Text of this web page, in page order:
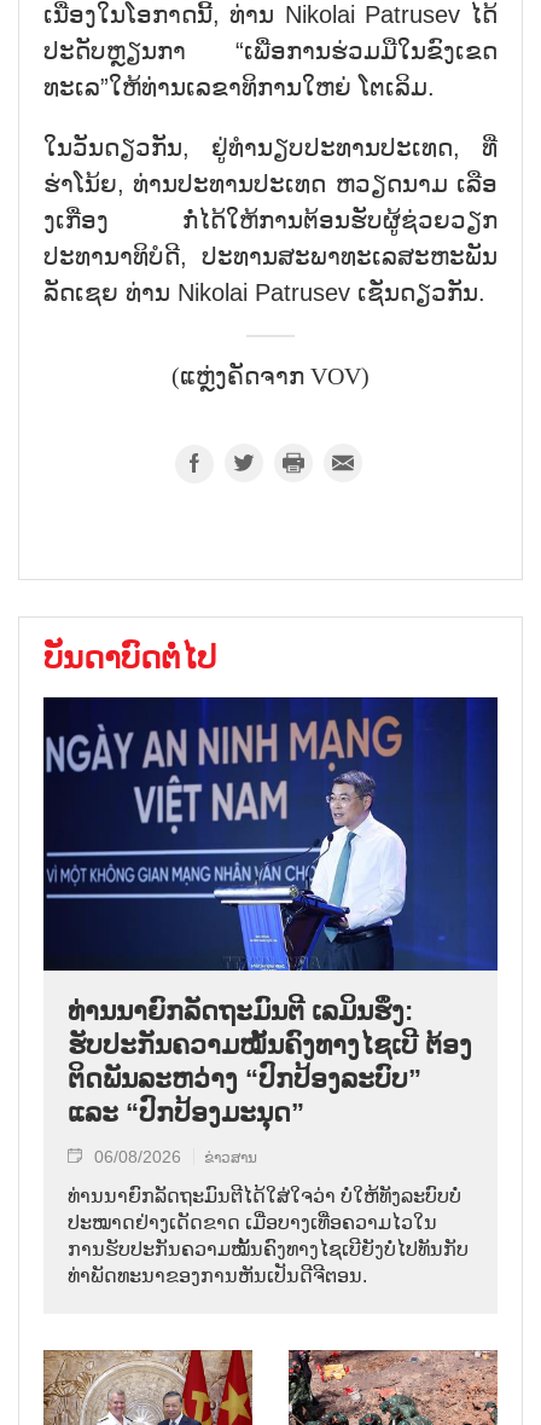
ເນື່ອງໃນໂອກາດນີ້, ທ່ານ Nikolai Patrusev ໄດ້
ປະດັບຫຼຽນກາ “ເພື່ອການຮ່ວມມືໃນຂົງເຂດ
ທະເລ”ໃຫ້ທ່ານເລຂາທິການໃຫຍ່ ໂຕເລິມ.
ໃນວັນດຽວກັນ, ຢູ່ທຳນຽບປະທານປະເທດ, ທີ່
ຮ່າໂນ້ຍ, ທ່ານປະທານປະເທດ ຫວຽດນາມ ເລືອ
ງເກື່ອງ ກໍ່ໄດ້ໃຫ້ການຕ້ອນຮັບຜູ້ຊ່ວຍວຽກ
ປະທານາທິບໍດີ, ປະທານສະພາທະເລສະຫະພັນ
ລັດເຊຍ ທ່ານ Nikolai Patrusev ເຊັ່ນດຽວກັນ.
(ແຫຼ່ງຄັດຈາກ VOV)
ບັນດາບົດຕໍ່ໄປ
ທ່ານນາຍົກລັດຖະມົນຕີ ເລມິນຮຶງ:
ຮັບປະກັນຄວາມໝັ້ນຄົງທາງໄຊເບີ ຕ້ອງ
ຕິດພັນລະຫວ່າງ “ປົກປ້ອງລະບົບ”
ແລະ “ປົກປ້ອງມະນຸດ”
06/08/2026 ຂ່າວສານ
ທ່ານນາຍົກລັດຖະມົນຕີໄດ້ໃສ່ໃຈວ່າ ບໍ່ໃຫ້ທັງລະບົບບໍ່
ປະໝາດຢ່າງເດັດຂາດ ເມື່ອບາງເທື່ອຄວາມໄວໃນ
ການຮັບປະກັນຄວາມໝັ້ນຄົງທາງໄຊເບີຍັງບໍ່ໄປທັນກັບ
ທ່າພັດທະນາຂອງການຫັນເປັນດີຈີຕອນ.